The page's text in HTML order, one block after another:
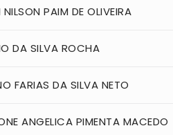
NILSON PAIM DE OLIVEIRA
DA SILVA ROCHA
FARIAS DA SILVA NETO
ANGELICA PIMENTA MACEDO